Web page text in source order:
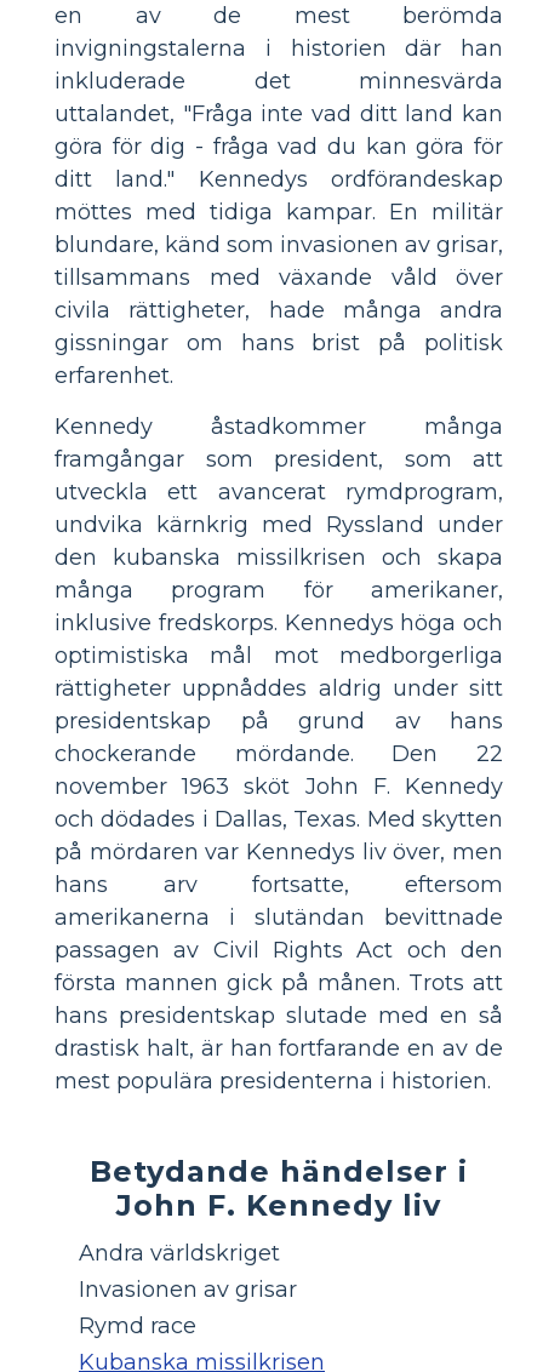
en av de mest berömda
invigningstalerna i historien där han
inkluderade det minnesvärda
uttalandet, "Fråga inte vad ditt land kan
göra för dig - fråga vad du kan göra för
ditt land." Kennedys ordförandeskap
möttes med tidiga kampar. En militär
blundare, känd som invasionen av grisar,
tillsammans med växande våld över
civila rättigheter, hade många andra
gissningar om hans brist på politisk
erfarenhet.
Kennedy åstadkommer många
framgångar som president, som att
utveckla ett avancerat rymdprogram,
undvika kärnkrig med Ryssland under
den kubanska missilkrisen och skapa
många program för amerikaner,
inklusive fredskorps. Kennedys höga och
optimistiska mål mot medborgerliga
rättigheter uppnåddes aldrig under sitt
presidentskap på grund av hans
chockerande mördande. Den 22
november 1963 sköt John F. Kennedy
och dödades i Dallas, Texas. Med skytten
på mördaren var Kennedys liv över, men
hans arv fortsatte, eftersom
amerikanerna i slutändan bevittnade
passagen av Civil Rights Act och den
första mannen gick på månen. Trots att
hans presidentskap slutade med en så
drastisk halt, är han fortfarande en av de
mest populära presidenterna i historien.
Betydande händelser i
John F. Kennedy liv
Andra världskriget
Invasionen av grisar
Rymd race
Kubanska missilkrisen